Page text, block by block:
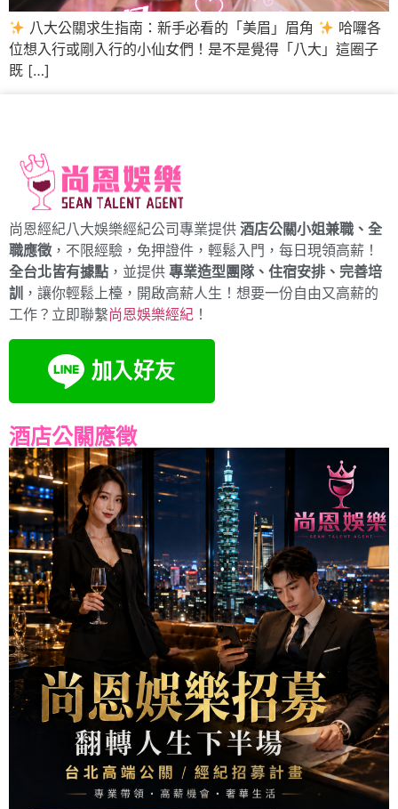
八大公關求生指南：新手必看的「美眉」眉角
哈囉各
位想入行或剛入行的小仙女們！是不是覺得「八大」這圈子
既 […]
尚恩經紀八大娛樂經紀公司專業提供 酒店公關小姐兼職、全
職應徵 ，不限經驗，免押證件，輕鬆入門，每日現領高薪！
全台北皆有據點 ，並提供 專業造型團隊、住宿安排、完善培
訓
，讓你輕鬆上檯，開啟高薪人生！想要一份自由又高薪的
工作？立即聯繫尚恩娛樂經紀 ！
酒店公關應徵